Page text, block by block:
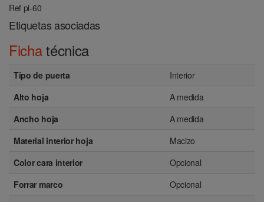
Ref pi-60
Etiquetas asociadas
Fichatécnica
Tipo de puerta
Interior
Alto hoja
A medida
Ancho hoja
A medida
Material interior hoja
Macizo
Color cara interior
Opcional
Forrar marco
Opcional